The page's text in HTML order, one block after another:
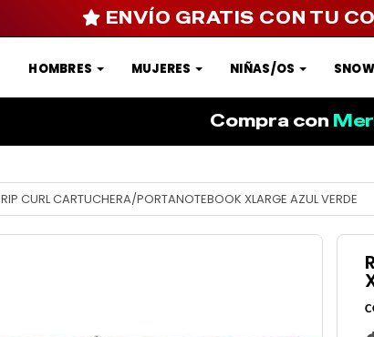
HOMBRES MUJERES NIÑAS/OS SNOW
ENVÍO GRATIS CON TU
Compra con
RIP CURL CARTUCHERA/PORTANOTEBOOK XLARGE AZUL VERDE